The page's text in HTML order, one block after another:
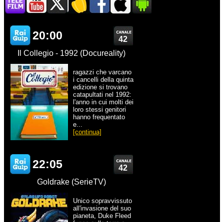
20:00
42
Il Collegio - 1992 (Docureality)
ragazzi che varcano
i cancelli della quinta
edizione si trovano
catapultati nel 1992:
l'anno in cui molti dei
loro stessi genitori
hanno frequentato
e...
[continua]
22:05
42
Goldrake (SerieTV)
Unico sopravvissuto
all'invasione del suo
pianeta, Duke Fleed